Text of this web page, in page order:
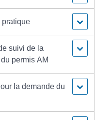
pratique
suivi de la
permis AM
la demande du